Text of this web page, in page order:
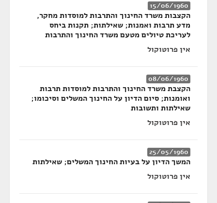
15/06/1960
הקצבות משרד החינוך והתרבות למוסדות מחקר,
מדע תרבות ואמנות; שאילתות; תקנות ביחס
לעריכת טיולים מטעם משרד החינוך והתרבות
אין פרוטוקול
08/06/1960
הקצבת משרד החינוך והתרבות למוסדות תרבות
ואומנות; סיום הדיון על החינוך המשלים וסיכומו;
שאילתות ותשובות
אין פרוטוקול
25/05/1960
המשך הדיון על בעיות החינוך המשלים; שאילתות
אין פרוטוקול